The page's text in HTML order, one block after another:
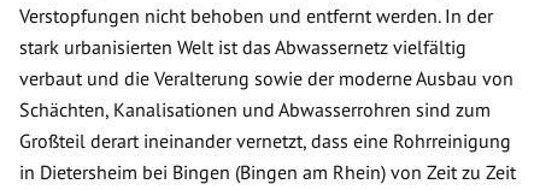
Verstopfungen nicht behoben und entfernt werden. In der
stark urbanisierten Welt ist das Abwassernetz vielfältig
verbaut und die Veralterung sowie der moderne Ausbau von
Schächten, Kanalisationen und Abwasserrohren sind zum
Großteil derart ineinander vernetzt, dass eine Rohrreinigung
in Dietersheim bei Bingen (Bingen am Rhein) von Zeit zu Zeit